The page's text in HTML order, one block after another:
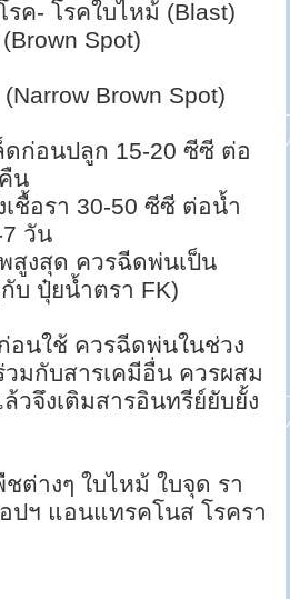
ค- โรคใบไหม้ (Blast)
Spot)
Brown Spot)
ดก่อนปลูก 15-20 ซีซี ต่อ
น
ชื้อรา 30-50 ซีซี ต่อน้ำ
วัน
สูงสุด ควรฉีดพ่นเป็น
บ ปุ๋ยน้ำตรา FK)
อนใช้ ควรฉีดพ่นในช่วง
วมกับสารเคมีอื่น ควรผสม
วจึงเติมสารอินทรีย์ยับยั้ง
ต่างๆ ใบไหม้ ใบจุด รา
ปฯ แอนแทรคโนส โรครา